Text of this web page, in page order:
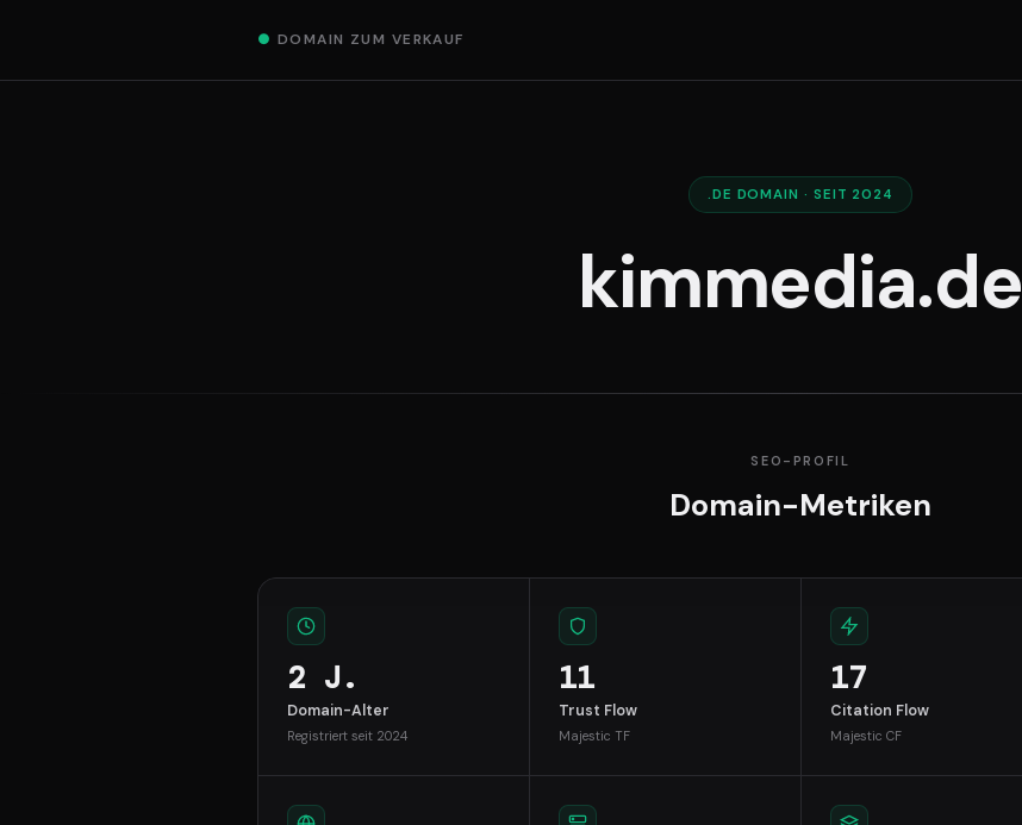
● DOMAIN ZUM VERKAUF
.DE DOMAIN · SEIT 2024
kimmedia.de
SEO-PROFIL
Domain-Metriken
2 J.
Domain-Alter
Registriert seit 2024
11
Trust Flow
Majestic TF
17
Citation Flow
Majestic CF